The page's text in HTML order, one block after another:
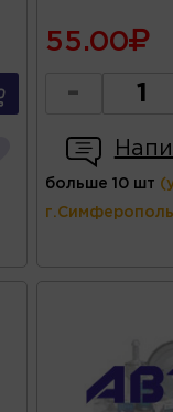
55.00
-
больше 10 шт